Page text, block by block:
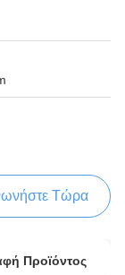
Τώρα
Προϊόντος